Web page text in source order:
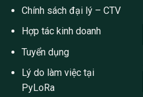
Chính sách đại lý – CTV
Hợp tác kinh doanh
Tuyển dụng
Lý do làm việc tại
PyLoRa